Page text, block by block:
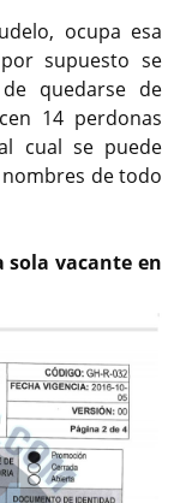
ocupa esa
supuesto se
quedarse de
14 perdonas
cual se puede
de todo
sola vacante en